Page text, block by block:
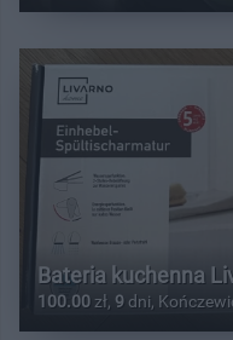
Bateria kuchenna
100.00 zł, 9 dni,